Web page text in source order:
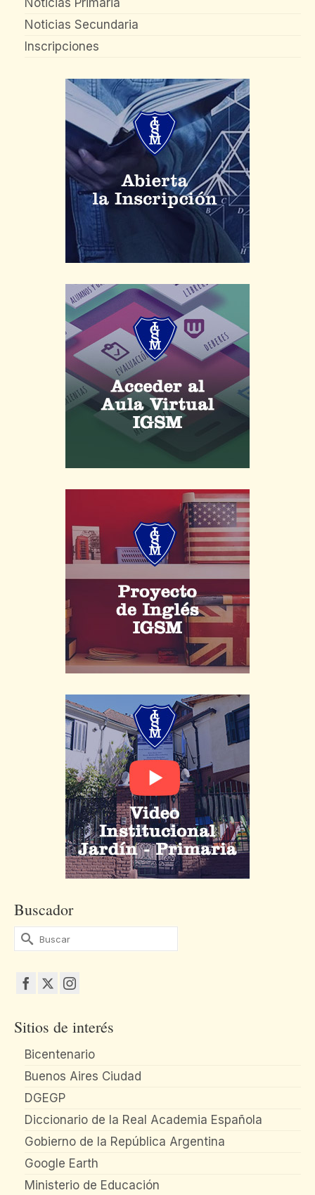
Noticias Primaria
Noticias Secundaria
Inscripciones
Buscador
Buscar
por:
Sitios de interés
Bicentenario
Buenos Aires Ciudad
DGEGP
Diccionario de la Real Academia Española
Gobierno de la República Argentina
Google Earth
Ministerio de Educación